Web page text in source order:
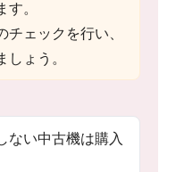
。
ェックを行い、
ょう。
ない中古機は購入